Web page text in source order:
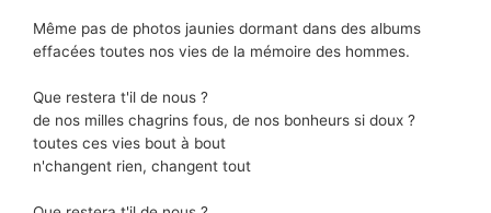
Même pas de photos jaunies dormant dans des albums
effacées toutes nos vies de la mémoire des hommes.
Que restera t'il de nous ?
de nos milles chagrins fous, de nos bonheurs si doux ?
toutes ces vies bout à bout
n'changent rien, changent tout